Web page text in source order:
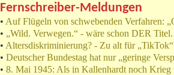
Fernschreiber-Meldungen
• Auf Flügeln von schwebenden Verfahren:
• „Wild. Verwegen.“ - wäre schon DER
• Altersdiskriminierung? - Zu alt für
• Deutscher Bundestag hat nur „geringe
• 8. Mai 1945: Als in Kallenhardt noch Krieg